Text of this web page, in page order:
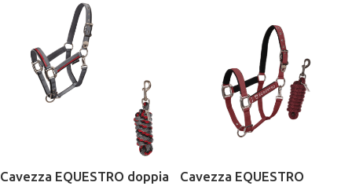
Cavezza EQUESTRO doppia
Cavezza EQUESTRO